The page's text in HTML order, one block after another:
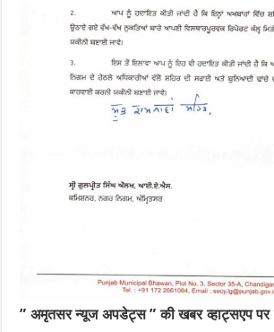
” अमृतसर न्यूज अपडेट्स ” की खबर व्हाट्सएप पर